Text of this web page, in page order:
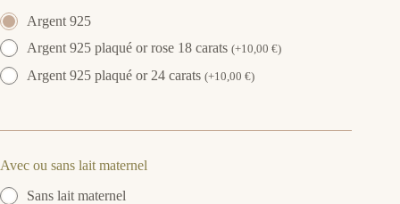
Argent 925
Argent 925 plaqué or rose 18 carats (+10,00 €)
Argent 925 plaqué or 24 carats (+10,00 €)
Avec ou sans lait maternel
Sans lait maternel